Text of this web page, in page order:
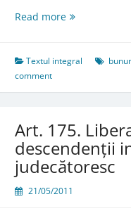
Read moreArt.
de
Textul integral
comment
Art. 175.
descendenții
judecătoresc
21/05/2011